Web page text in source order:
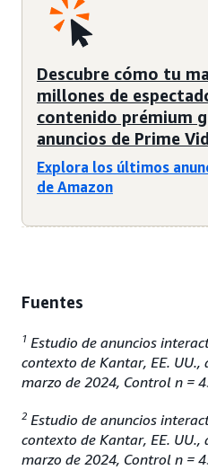
Descubre cómo tu
millones de
contenido prémium
anuncios de Prime
Explora los últimos
de Amazon
Fuentes
1 Estudio de anuncios
contexto de Kantar, EE.
marzo de 2024, Control n =
2 Estudio de anuncios
contexto de Kantar, EE.
marzo de 2024, Control n =